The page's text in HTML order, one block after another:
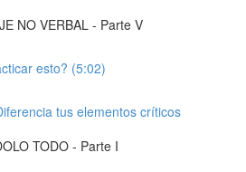
NO VERBAL - Parte V
esto? (5:02)
tus elementos críticos
TODO - Parte I